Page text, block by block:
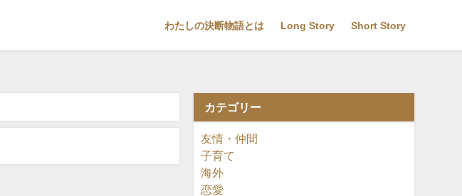
わたしの決断物語とは Long Story Short Story
カテゴリー
友情・仲間
子育て
海外
恋愛